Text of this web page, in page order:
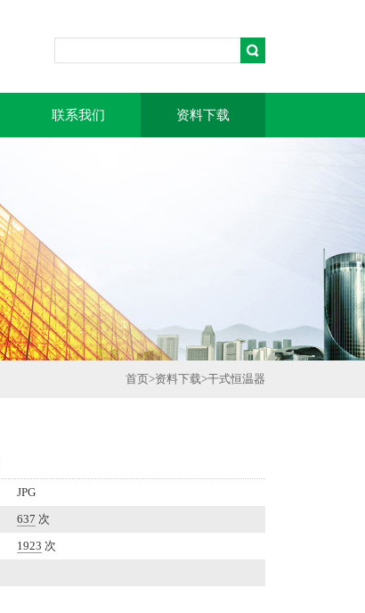
联系我们 资料下载
首页>资料下载>干式恒温器
JPG
637 次
1923 次